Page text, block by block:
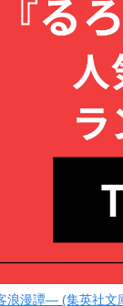
漫譚― (集英社文